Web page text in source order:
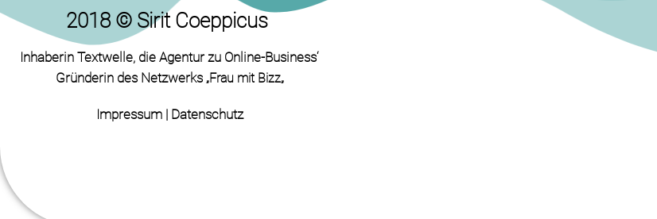
2018 © Sirit Coeppicus
Inhaberin Textwelle, die Agentur zu Online-Business‘
Gründerin des Netzwerks „Frau mit Bizz„
Impressum| Datenschutz